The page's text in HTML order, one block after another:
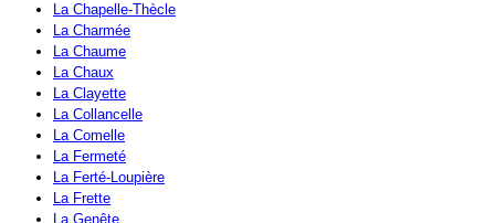
La Chapelle-Thècle
La Charmée
La Chaume
La Chaux
La Clayette
La Collancelle
La Comelle
La Fermeté
La Ferté-Loupière
La Frette
La Genête